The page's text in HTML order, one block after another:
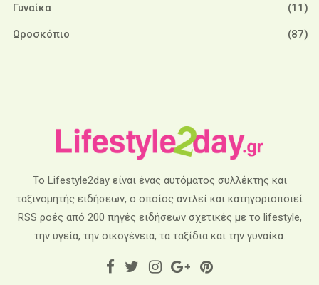
Γυναίκα (11)
Ωροσκόπιο (87)
Το Lifestyle2day είναι ένας αυτόματος συλλέκτης και
ταξινομητής ειδήσεων, ο οποίος αντλεί και κατηγοριοποιεί
RSS ροές από 200 πηγές ειδήσεων σχετικές με το lifestyle,
την υγεία, την οικογένεια, τα ταξίδια και την γυναίκα.